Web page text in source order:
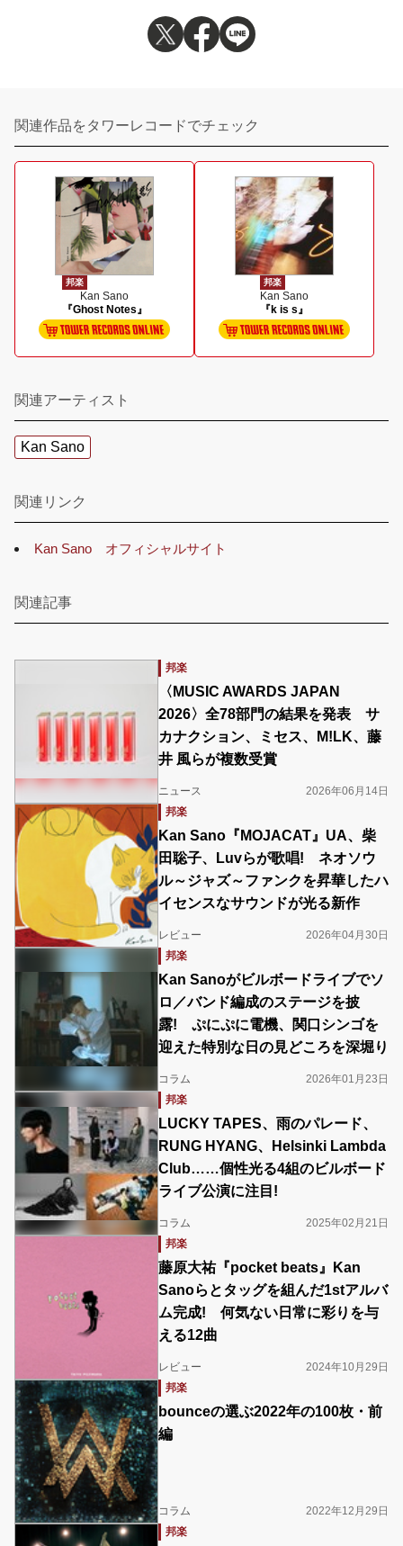
関連作品をタワーレコードでチェック
邦楽
Kan Sano
『Ghost Notes』
邦楽
Kan Sano
『k is s』
関連アーティスト
Kan Sano
関連リンク
Kan Sano オフィシャルサイト
関連記事
邦楽
〈MUSIC AWARDS JAPAN
2026〉全78部門の結果を発表 サ
カナクション、ミセス、M!LK、藤
井 風らが複数受賞
ニュース
2026年06月14日
邦楽
Kan Sano『MOJACAT』UA、柴
田聡子、Luvらが歌唱! ネオソウ
ル～ジャズ～ファンクを昇華したハ
イセンスなサウンドが光る新作
レビュー
2026年04月30日
邦楽
Kan Sanoがビルボードライブでソ
ロ／バンド編成のステージを披
露! ぷにぷに電機、関口シンゴを
迎えた特別な日の見どころを深堀り
コラム
2026年01月23日
邦楽
LUCKY TAPES、雨のパレード、
RUNG HYANG、Helsinki Lambda
Club……個性光る4組のビルボード
ライブ公演に注目!
コラム
2025年02月21日
邦楽
藤原大祐『pocket beats』Kan
Sanoらとタッグを組んだ1stアルバ
ム完成! 何気ない日常に彩りを与
える12曲
レビュー
2024年10月29日
邦楽
bounceの選ぶ2022年の100枚・前
編
コラム
2022年12月29日
邦楽